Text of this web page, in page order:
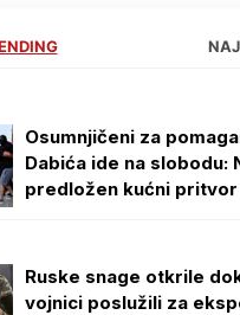
Osumnjičeni za
Dabića ide na slobodu:
predložen kućni pritvor
Ruske snage otkrile
vojnici poslužili za